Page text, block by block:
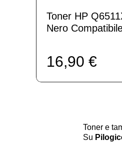
Toner HP
Nero
16,90 €
Toner e
Su